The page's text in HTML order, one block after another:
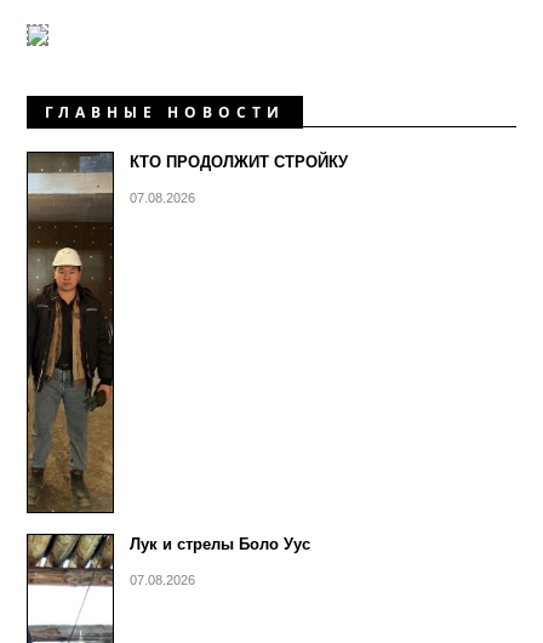
ГЛАВНЫЕ НОВОСТИ
КТО ПРОДОЛЖИТ СТРОЙКУ
07.08.2026
Лук и стрелы Боло Уус
07.08.2026